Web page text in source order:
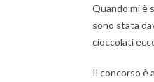
Quando mi è
sono stata
cioccolati
Il concorso è